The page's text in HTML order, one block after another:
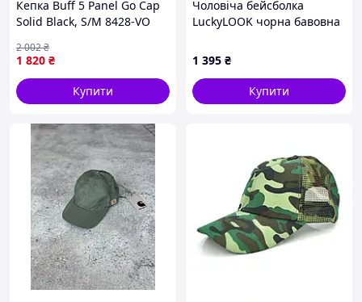
Кепка Buff 5 Panel Go Cap
Solid Black, S/M 8428-VO
1 820 ₴
2 002₴
Купити
Чоловіча бейсболка
LuckyLOOK чорна бавовна
1 395 ₴
Купити